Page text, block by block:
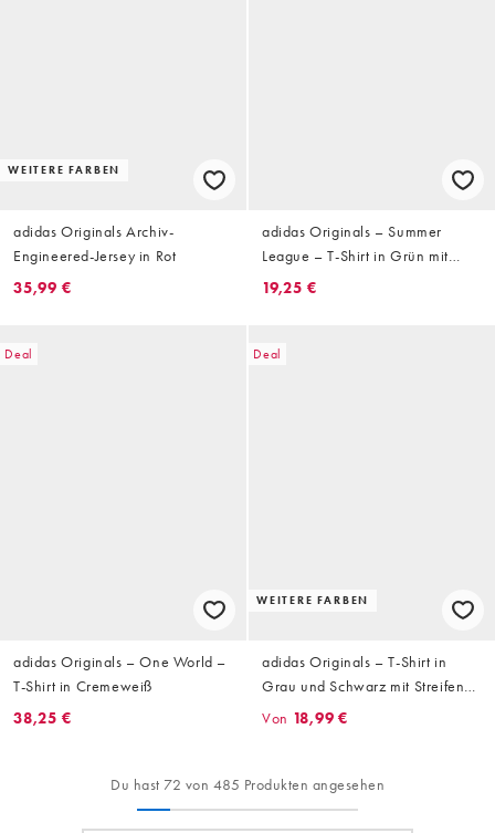
WEITERE FARBEN
adidas Originals Archiv-
Engineered-Jersey in Rot
35,99 €
adidas Originals – Summer
League – T-Shirt in Grün mit
Schriftzug
19,25 €
Deal
adidas Originals – One World –
T-Shirt in Cremeweiß
38,25 €
Deal
WEITERE FARBEN
adidas Originals – T-Shirt in
Grau und Schwarz mit Streifen
auf der Brust
Von 18,99 €
Du hast 72 von 485 Produkten angesehen